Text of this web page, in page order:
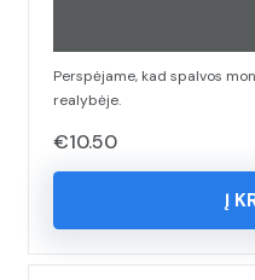
Perspėjame, kad spalvos
realybėje.
€10.50
Į